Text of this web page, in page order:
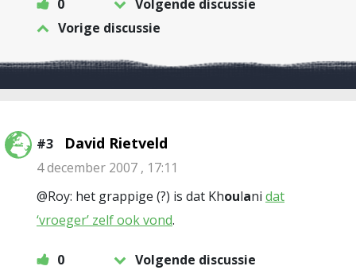
0
Volgende discussie
Vorige discussie
#3 David Rietveld
4 december 2007 , 17:11
@Roy: het grappige (?) is dat Khoulani dat
‘vroeger’ zelf ook vond.
0
Volgende discussie